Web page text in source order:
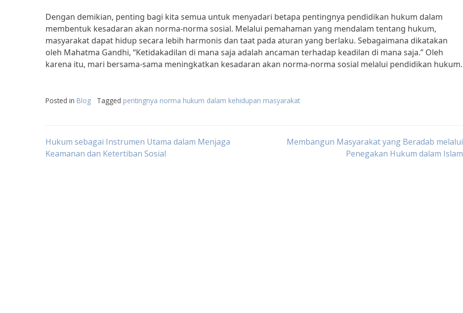
Dengan demikian, penting bagi kita semua untuk menyadari betapa pentingnya pendidikan hukum dalam
membentuk kesadaran akan norma-norma sosial. Melalui pemahaman yang mendalam tentang hukum,
masyarakat dapat hidup secara lebih harmonis dan taat pada aturan yang berlaku. Sebagaimana dikatakan
oleh Mahatma Gandhi, “Ketidakadilan di mana saja adalah ancaman terhadap keadilan di mana saja.” Oleh
karena itu, mari bersama-sama meningkatkan kesadaran akan norma-norma sosial melalui pendidikan hukum.
Posted in Blog Tagged pentingnya norma hukum dalam kehidupan masyarakat
Post
Hukum sebagai Instrumen Utama dalam Menjaga
Keamanan dan Ketertiban Sosial
Membangun Masyarakat yang Beradab melalui
Penegakan Hukum dalam Islam